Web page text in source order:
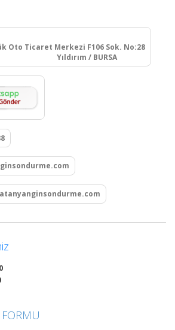
montaj ve tüp dolumu.
Bursa Yangın Dolabı, Hortum
dolapları montajı, seyyar
tekerlekli yangın hortumu
makaraları, yangın hidrant
hatları kurulumu ve periyodik
vana testleri.
yangın alarm kontrol paneli
Ticaret Merkezi F106 Sok. No:28
/ BURSA